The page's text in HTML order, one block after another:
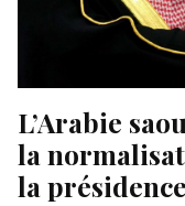
L’Arabie
la
la